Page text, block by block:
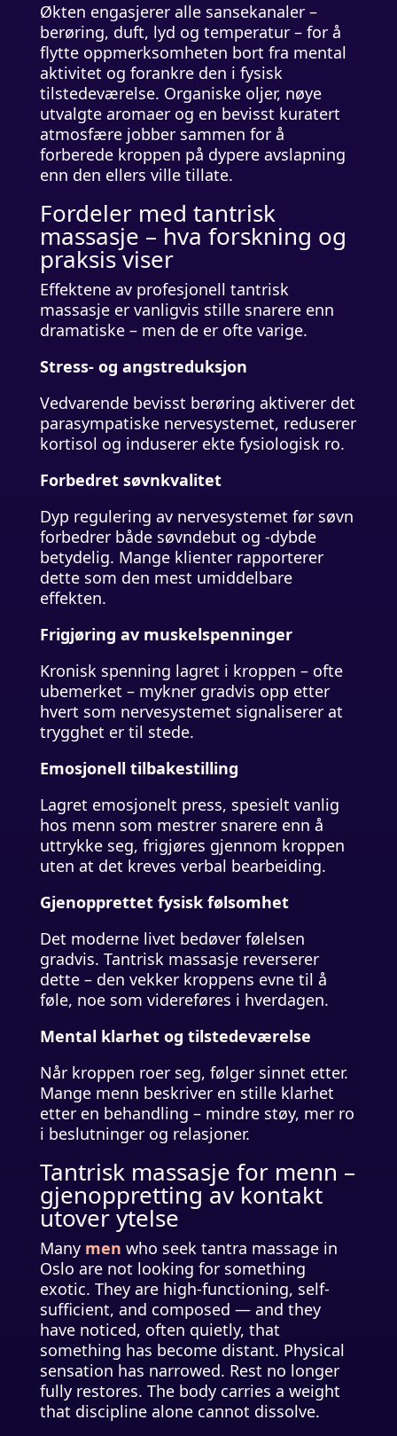
Økten engasjerer alle sansekanaler –
berøring, duft, lyd og temperatur – for å
flytte oppmerksomheten bort fra mental
aktivitet og forankre den i fysisk
tilstedeværelse. Organiske oljer, nøye
utvalgte aromaer og en bevisst kuratert
atmosfære jobber sammen for å
forberede kroppen på dypere avslapning
enn den ellers ville tillate.
Fordeler med tantrisk
massasje – hva forskning og
praksis viser
Effektene av profesjonell tantrisk
massasje er vanligvis stille snarere enn
dramatiske – men de er ofte varige.
Stress- og angstreduksjon
Vedvarende bevisst berøring aktiverer det
parasympatiske nervesystemet, reduserer
kortisol og induserer ekte fysiologisk ro.
Forbedret søvnkvalitet
Dyp regulering av nervesystemet før søvn
forbedrer både søvndebut og -dybde
betydelig. Mange klienter rapporterer
dette som den mest umiddelbare
effekten.
Frigjøring av muskelspenninger
Kronisk spenning lagret i kroppen – ofte
ubemerket – mykner gradvis opp etter
hvert som nervesystemet signaliserer at
trygghet er til stede.
Emosjonell tilbakestilling
Lagret emosjonelt press, spesielt vanlig
hos menn som mestrer snarere enn å
uttrykke seg, frigjøres gjennom kroppen
uten at det kreves verbal bearbeiding.
Gjenopprettet fysisk følsomhet
Det moderne livet bedøver følelsen
gradvis. Tantrisk massasje reverserer
dette – den vekker kroppens evne til å
føle, noe som videreføres i hverdagen.
Mental klarhet og tilstedeværelse
Når kroppen roer seg, følger sinnet etter.
Mange menn beskriver en stille klarhet
etter en behandling – mindre støy, mer ro
i beslutninger og relasjoner.
Tantrisk massasje for menn –
gjenoppretting av kontakt
utover ytelse
Many men who seek tantra massage in
Oslo are not looking for something
exotic. They are high-functioning, self-
sufficient, and composed — and they
have noticed, often quietly, that
something has become distant. Physical
sensation has narrowed. Rest no longer
fully restores. The body carries a weight
that discipline alone cannot dissolve.